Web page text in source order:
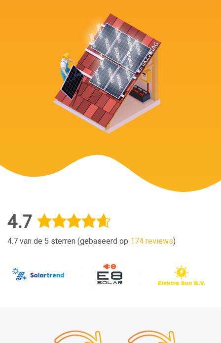
4.7
4.7 van de 5 sterren (gebaseerd op 174 reviews)